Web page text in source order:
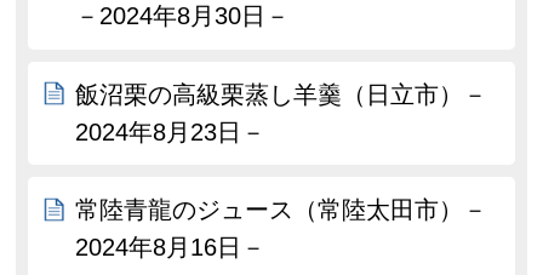
－2024年8月30日－
飯沼栗の高級栗蒸し羊羹（日立市）－
2024年8月23日－
常陸青龍のジュース（常陸太田市）－
2024年8月16日－